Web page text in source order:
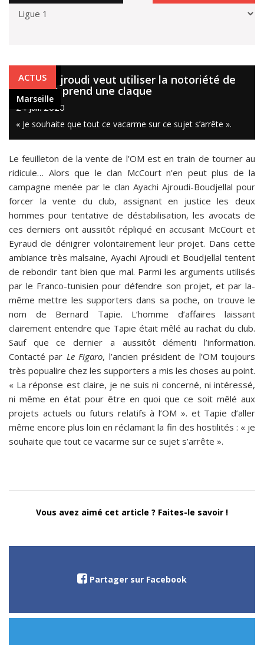
Marseille
ACTUS
Marseille
Quand Ajroudi veut utiliser la notoriété de
Tapie et prend une claque
24 juil. 2020
« Je souhaite que tout ce vacarme sur ce sujet s’arrête ».
Le feuilleton de la vente de l’OM est en train de tourner au
ridicule… Alors que le clan McCourt n’en peut plus de la
campagne menée par le clan Ayachi Ajroudi-Boudjellal pour
forcer la vente du club, assignant en justice les deux
hommes pour tentative de déstabilisation, les avocats de
ces derniers ont aussitôt répliqué en accusant McCourt et
Eyraud de dénigrer volontairement leur projet. Dans cette
ambiance très malsaine, Ayachi Ajroudi et Boudjellal tentent
de rebondir tant bien que mal. Parmi les arguments utilisés
par le Franco-tunisien pour défendre son projet, et par la-
même mettre les supporters dans sa poche, on trouve le
nom de Bernard Tapie. L’homme d’affaires laissant
clairement entendre que Tapie était mêlé au rachat du club.
Sauf que ce dernier a aussitôt démenti l’information.
Contacté par Le Figaro, l’ancien président de l’OM toujours
très popualire chez les supporters a mis les choses au point.
« La réponse est claire, je ne suis ni concerné, ni intéressé,
ni même en état pour être en quoi que ce soit mêlé aux
projets actuels ou futurs relatifs à l’OM ». et Tapie d’aller
même encore plus loin en réclamant la fin des hostilités : « je
souhaite que tout ce vacarme sur ce sujet s’arrête ».
Vous avez aimé cet article ? Faites-le savoir !
Partager sur Facebook